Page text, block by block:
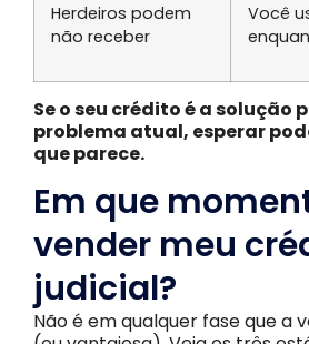
Herdeiros podem
não receber
Você
Se o seu crédito é a solução
problema atual, esperar
que parece.
Em que
vender meu
judicial?
Não é em qualquer fase que a